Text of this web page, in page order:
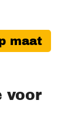
maat
voor